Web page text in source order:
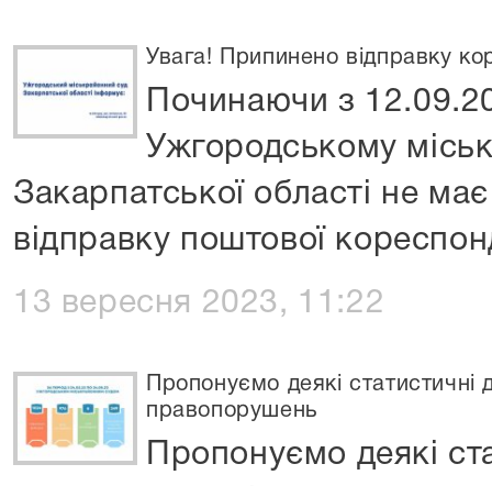
Увага! Припинено відправку
Починаючи з
Ужгородському
Закарпатської області не
відправку поштової
13 вересня 2023, 11:22
Пропонуємо деякі
правопорушень
Пропонуємо деякі